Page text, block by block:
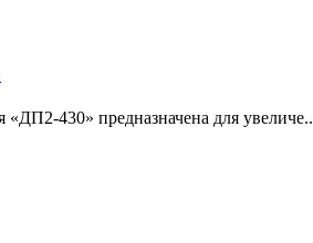
«ДП2-430» предназначена для увеличе..